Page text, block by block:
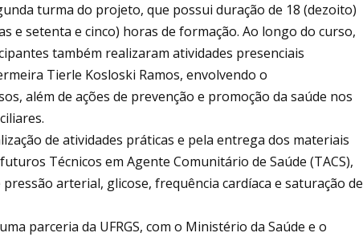
turma do projeto, que possui duração de 18 (dezoito)
e setenta e cinco) horas de formação. Ao longo do curso,
também realizaram atividades presenciais
Tierle Kosloski Ramos, envolvendo o
além de ações de prevenção e promoção da saúde nos
de atividades práticas e pela entrega dos materiais
Técnicos em Agente Comunitário de Saúde (TACS),
arterial, glicose, frequência cardíaca e saturação de
parceria da UFRGS, com o Ministério da Saúde e o